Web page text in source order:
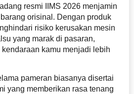
resmi IIMS 2026 menjamin
orisinal. Dengan produk
risiko kerusakan mesin
yang marak di pasaran,
kamu menjadi lebih
pameran biasanya disertai
yang memberikan rasa tenang